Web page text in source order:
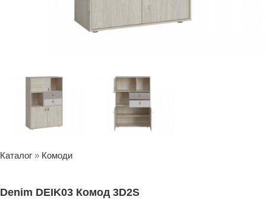
Каталог » Комоди
Denim DEIK03 Комод 3D2S